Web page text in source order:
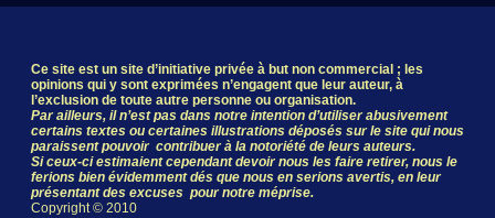
Ce site est un site d’initiative privée à but non commercial ; les
opinions qui y sont exprimées n’engagent que leur auteur, à
l’exclusion de toute autre personne ou organisation.
Par ailleurs, il n’est pas dans notre intention d’utiliser abusivement
certains textes ou certaines illustrations déposés sur le site qui nous
paraissent pouvoir contribuer à la notoriété de leurs auteurs.
Si ceux-ci estimaient cependant devoir nous les faire retirer, nous le
ferions bien évidemment dés que nous en serions avertis, en leur
présentant des excuses pour notre méprise.
Copyright © 2010